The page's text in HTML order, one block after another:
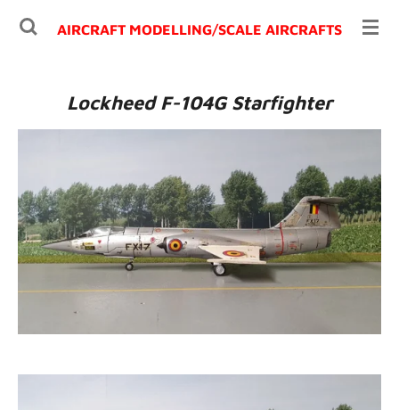
Ga
AIRCRAFT MODELLING/SCALE AIRCRAFTS
Lockheed F-104G Starfighter